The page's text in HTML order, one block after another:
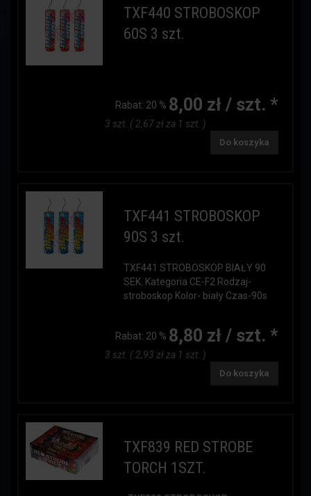
TXF440 STROBOSKOP
60S 3 szt.
Rabat: 20 % 8,00 zł / szt. *
3 szt. ( 2,67 zł za 1 szt. )
Do koszyka
TXF441 STROBOSKOP
90S 3 szt.
TXF441 STROBOSKOP BIAŁY 90
SEK. Kategoria CE-F2 Rodzaj-
stroboskop Kolor- biały Czas-90s
Rabat: 20 % 8,80 zł / szt. *
3 szt. ( 2,93 zł za 1 szt. )
Do koszyka
TXF839 RED STROBE
TORCH 1SZT.